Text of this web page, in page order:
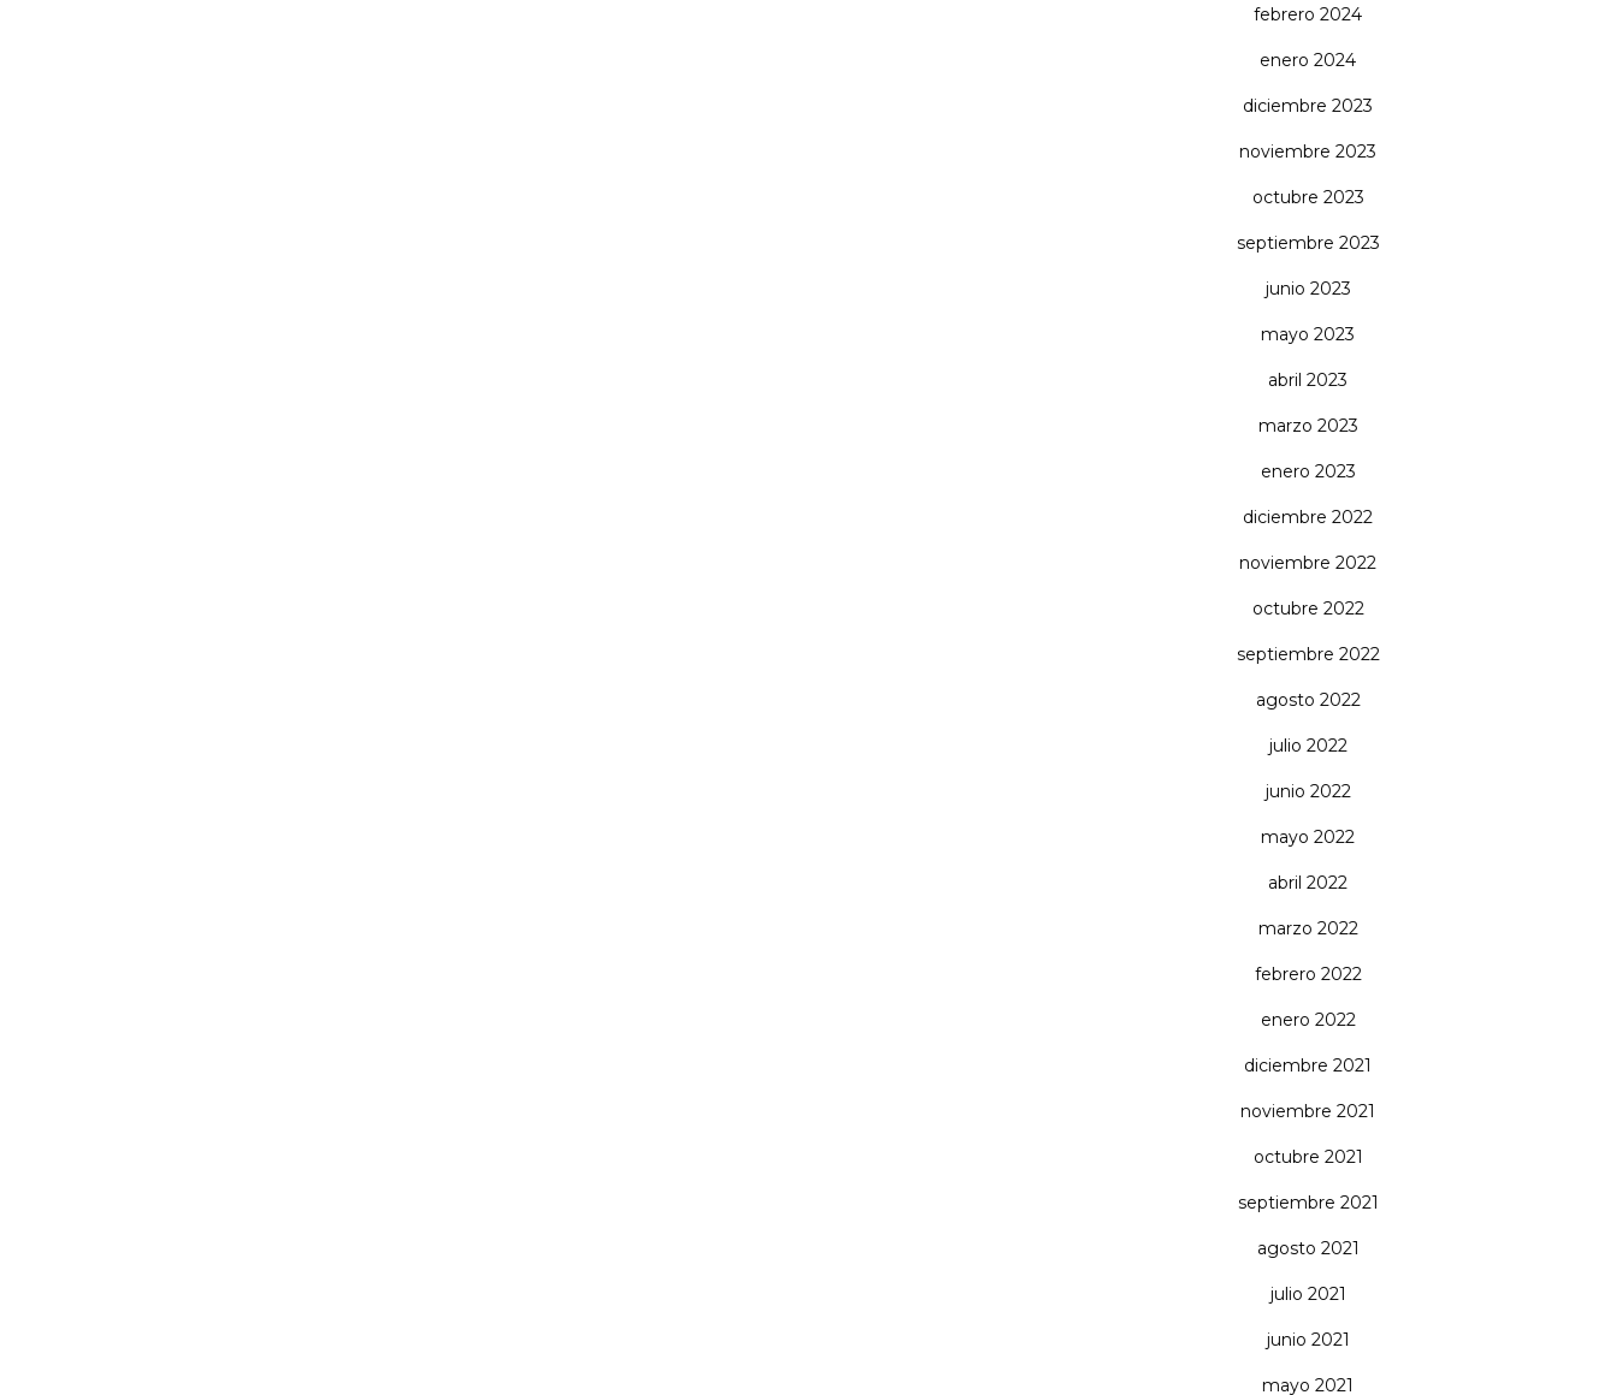
febrero 2024
enero 2024
diciembre 2023
noviembre 2023
octubre 2023
septiembre 2023
junio 2023
mayo 2023
abril 2023
marzo 2023
enero 2023
diciembre 2022
noviembre 2022
octubre 2022
septiembre 2022
agosto 2022
julio 2022
junio 2022
mayo 2022
abril 2022
marzo 2022
febrero 2022
enero 2022
diciembre 2021
noviembre 2021
octubre 2021
septiembre 2021
agosto 2021
julio 2021
junio 2021
mayo 2021